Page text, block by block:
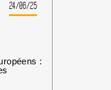
24/06/25
: